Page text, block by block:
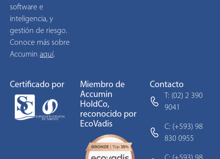
software e
inteligencia, y
gestión de riesgo.
Conoce más sobre
Accumin aquí.
Certificado por
Miembro de
Accumin
HoldCo,
reconocido por
EcoVadis
Contacto
T: (02) 2 390
9041
C: (+593) 98
830 0955